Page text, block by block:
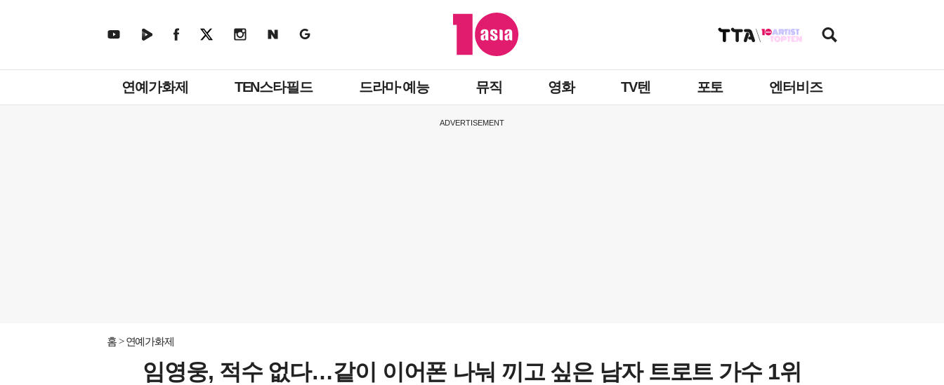
뉴
연예가화제 TEN스타필드 드라마·예능 뮤직 영화 TV텐 포토 엔터비즈
ADVERTISEMENT
홈 연예가화제
임영웅, 적수 없다…같이 이어폰 나눠 끼고 싶은 남자 트로트 가수 1위